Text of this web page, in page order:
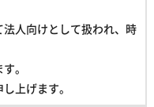
人向けとして扱われ、 時
。
上げます。